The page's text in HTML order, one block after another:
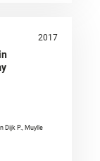
2017
Dijk P., Muylle